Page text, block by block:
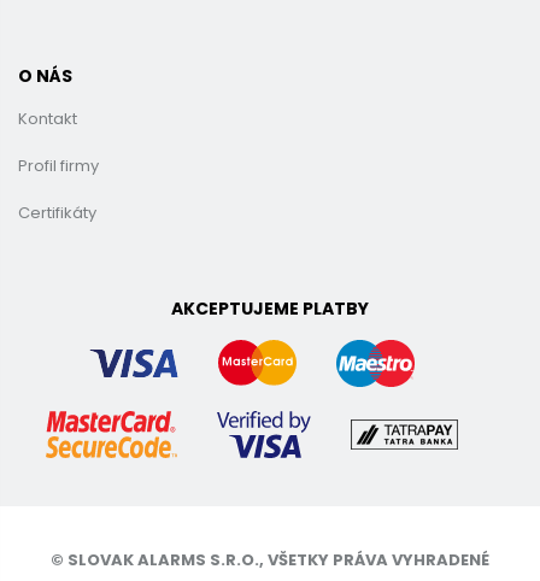
O NÁS
Kontakt
Profil firmy
Certifikáty
AKCEPTUJEME PLATBY
© SLOVAK ALARMS S.R.O., VŠETKY PRÁVA VYHRADENÉ